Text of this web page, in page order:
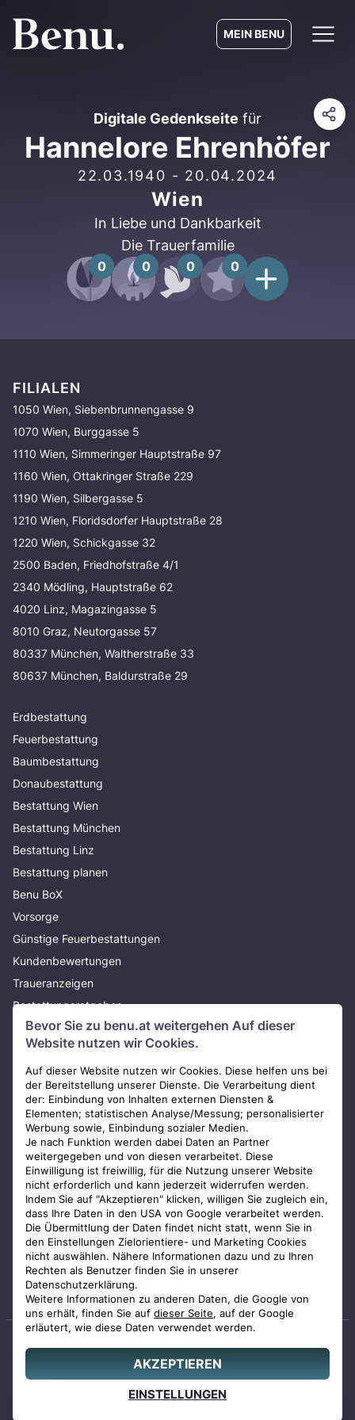
Bevor Sie zu benu.at weitergehen Auf dieser
Website nutzen wir Cookies.
Auf dieser Website nutzen wir Cookies. Diese helfen uns bei
der Bereitstellung unserer Dienste. Die Verarbeitung dient
der: Einbindung von Inhalten externen Diensten &
Elementen; statistischen Analyse/Messung; personalisierter
Werbung sowie, Einbindung sozialer Medien.
Je nach Funktion werden dabei Daten an Partner
weitergegeben und von diesen verarbeitet. Diese
Einwilligung ist freiwillig, für die Nutzung unserer Website
nicht erforderlich und kann jederzeit widerrufen werden.
Indem Sie auf "Akzeptieren" klicken, willigen Sie zugleich ein,
dass Ihre Daten in den USA von Google verarbeitet werden.
Die Übermittlung der Daten findet nicht statt, wenn Sie in
den Einstellungen Zielorientiere- und Marketing Cookies
nicht auswählen. Nähere Informationen dazu und zu Ihren
Rechten als Benutzer finden Sie in unserer
Datenschutzerklärung.
Weitere Informationen zu anderen Daten, die Google von
uns erhält, finden Sie auf dieser Seite, auf der Google
erläutert, wie diese Daten verwendet werden.
AKZEPTIEREN
EINSTELLUNGEN
MEIN BENU
0800 88 44 04
erstellen
Digitale Gedenkseite für
Hannelore Ehrenhöfer
22.03.1940 - 20.04.2024
Wien
In Liebe und Dankbarkeit
Die Trauerfamilie
0 0 0 0
FILIALEN
1050 Wien, Siebenbrunnengasse 9
1070 Wien, Burggasse 5
1110 Wien, Simmeringer Hauptstraße 97
1160 Wien, Ottakringer Straße 229
1190 Wien, Silbergasse 5
1210 Wien, Floridsdorfer Hauptstraße 28
1220 Wien, Schickgasse 32
2500 Baden, Friedhofstraße 4/1
2340 Mödling, Hauptstraße 62
4020 Linz, Magazingasse 5
8010 Graz, Neutorgasse 57
80337 München, Waltherstraße 33
80637 München, Baldurstraße 29
Erdbestattung
Feuerbestattung
Baumbestattung
Donaubestattung
Bestattung Wien
Bestattung München
Bestattung Linz
Bestattung planen
Benu BoX
Vorsorge
Günstige Feuerbestattungen
Kundenbewertungen
Traueranzeigen
Bestattungsratgeber
Über uns
Presse
AGB
Impressum
Datenschutz
Widerrufsbelehrung
Zahlungsmöglichkeiten
Staatlich geprüfter
© 2026 Benu GmbH. Alle Rechte vorbehalten.